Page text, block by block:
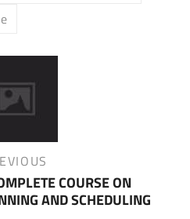
COURSE ON
AND SCHEDULING